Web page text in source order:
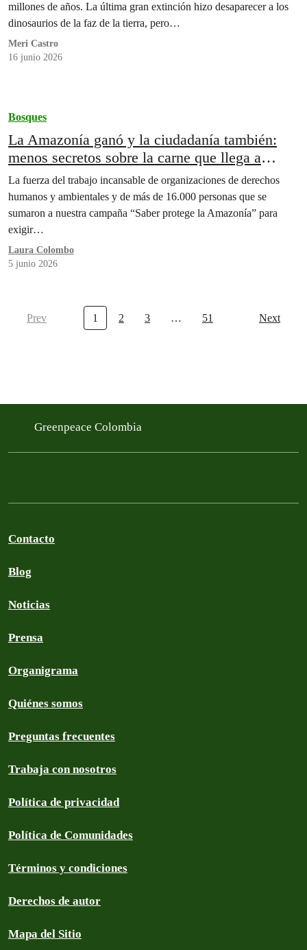
millones de años. La última gran extinción hizo desaparecer a los
dinosaurios de la faz de la tierra, pero…
Meri Castro
16 junio 2026
Bosques
La Amazonía ganó y la ciudadanía también:
menos secretos sobre la carne que llega a
nuestro plato
La fuerza del trabajo incansable de organizaciones de derechos
humanos y ambientales y de más de 16.000 personas que se
sumaron a nuestra campaña “Saber protege la Amazonía” para
exigir…
Laura Colombo
5 junio 2026
Prev 1 2 3 … 51 Next
Greenpeace Colombia
Contacto
Blog
Noticias
Prensa
Organigrama
Quiénes somos
Preguntas frecuentes
Trabaja con nosotros
Política de privacidad
Política de Comunidades
Términos y condiciones
Derechos de autor
Mapa del Sitio